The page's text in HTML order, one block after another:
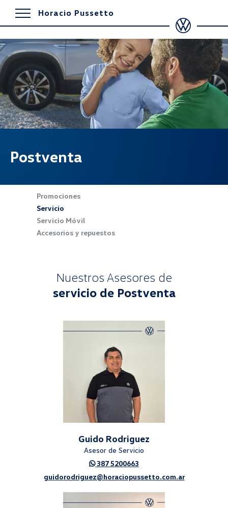
Horacio Pussetto
Postventa
Promociones
Servicio
Servicio Móvil
Accesorios y repuestos
Nuestros Asesores de
servicio de Postventa
Guido Rodriguez
Asesor de Servicio
387 5200663
guidorodriguez@horaciopussetto.com.ar